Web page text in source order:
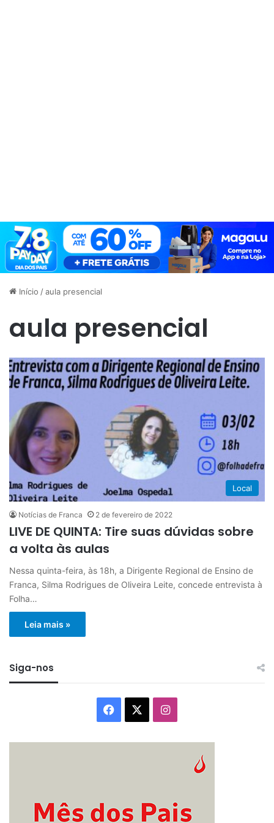
Início /aula presencial
aula presencial
Local
Notícias de Franca 2 de fevereiro de 2022
LIVE DE QUINTA: Tire suas dúvidas sobre
a volta às aulas
Nessa quinta-feira, às 18h, a Dirigente Regional de Ensino de
Franca, Silma Rodrigues de Oliveira Leite, concede entrevista à
Folha…
Leia mais »
Siga-nos
Facebook Instagram